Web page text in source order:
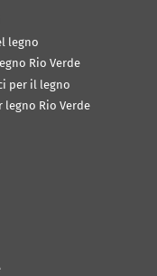
legno
Rio Verde
per il legno
legno Rio Verde